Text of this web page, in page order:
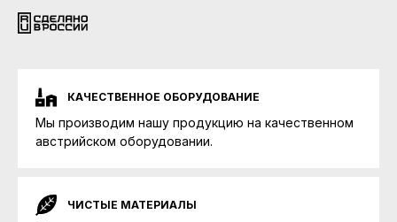
КАЧЕСТВЕННОЕ ОБОРУДОВАНИЕ
Мы производим нашу продукцию на качественном
австрийском оборудовании.
ЧИСТЫЕ МАТЕРИАЛЫ